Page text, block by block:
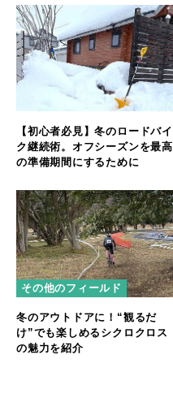
【初心者必見】冬のロードバイ
ク継続術。オフシーズンを最高
の準備期間にするために
その他のフィールド
冬のアウトドアに！“観るだ
け”でも楽しめるシクロクロス
の魅力を紹介